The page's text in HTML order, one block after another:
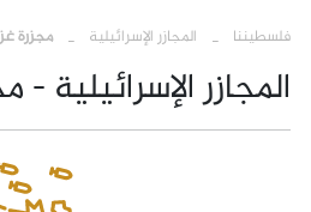
فلسطيننا المجازر الإسرائيلية مجزرة
المجازر الإسرائيلية -